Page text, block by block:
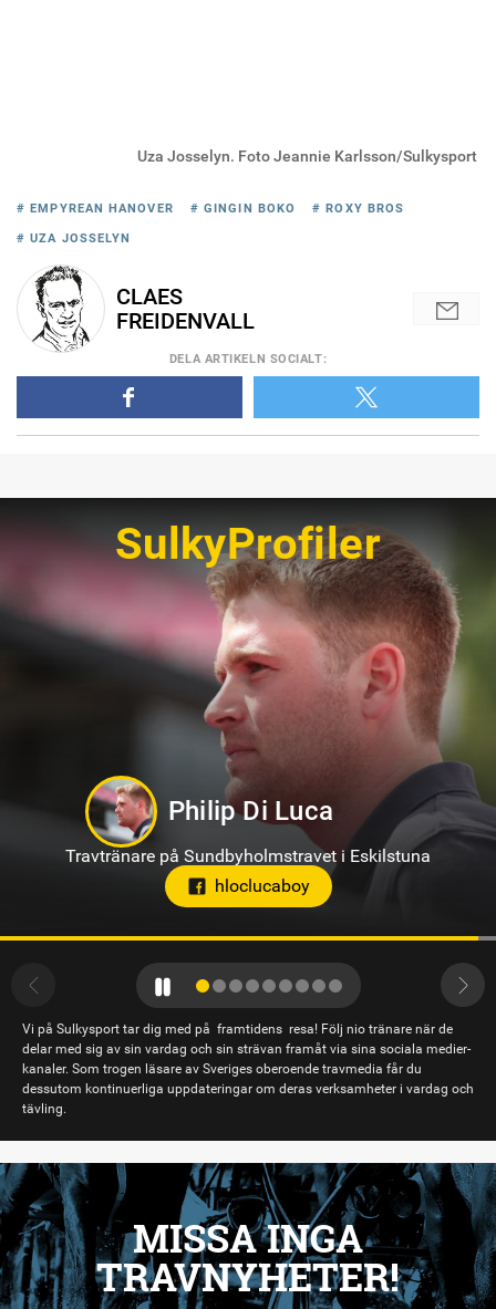
Uza Josselyn. Foto Jeannie Karlsson/Sulkysport
# EMPYREAN HANOVER # GINGIN BOKO # ROXY BROS
# UZA JOSSELYN
CLAES
FREIDENVALL
DELA ARTIKELN SOCIALT:
SulkyProfiler
Jörgen Westholm
Travtränare på Solvalla
Vi på Sulkysport tar dig med på framtidens resa! Följ nio tränare när de
delar med sig av sin vardag och sin strävan framåt via sina sociala medier-
kanaler. Som trogen läsare av Sveriges oberoende travmedia får du
dessutom kontinuerliga uppdateringar om deras verksamheter i vardag och
tävling.
MISSA INGA
TRAVNYHETER!